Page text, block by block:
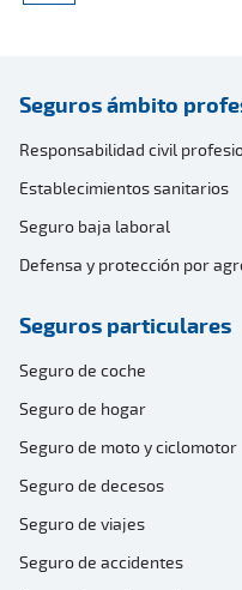
Seguros ámbito
Responsabilidad civil
Establecimientos sanitarios
Seguro baja laboral
Defensa y protección por
Seguros particulares
Seguro de coche
Seguro de hogar
Seguro de moto y ciclomotor
Seguro de decesos
Seguro de viajes
Seguro de accidentes